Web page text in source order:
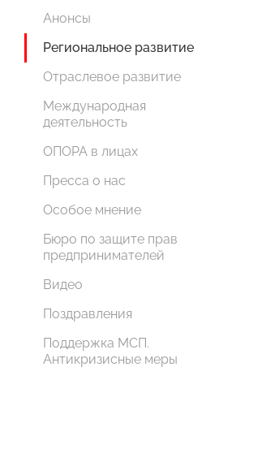
Анонсы
Региональное развитие
Отраслевое развитие
Международная
деятельность
ОПОРА в лицах
Пресса о нас
Особое мнение
Бюро по защите прав
предпринимателей
Видео
Поздравления
Поддержка МСП.
Антикризисные меры